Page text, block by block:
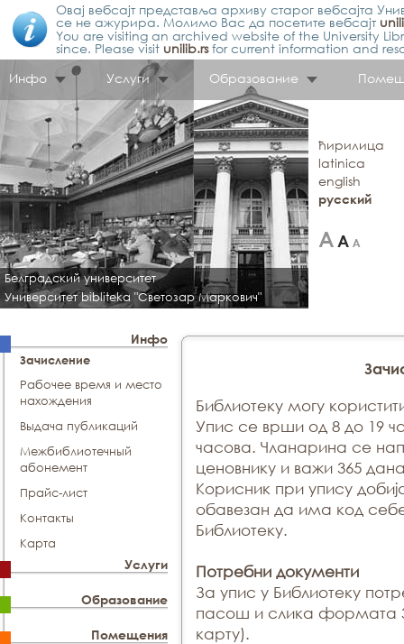
Овај вебсајт представља архиву старог вебсајта
се не ажурира. Молимо Вас да посетите вебсајт
You are visiting an archived website of the University
since. Please visit unilib.rsfor current information and
Инфо
Услуги Образование
Белградский университет
Университет bibliteka "Светозар Маркович"
ћирилица
latinica
english
русский
Инфо
Зачисление
Рабочее время и место
нахождения
Выдача публикаций
Межбиблиотечный
абонемент
Прайс-лист
Контакты
Карта
Услуги
Образование
Помещения
Библиотеку могу
Упис се врши од 8 до 19
часова. Чланарина се
ценовнику и важи 365
Корисник при упису
обавезан да има код
Библиотеку.
Потребни документи
За упис у Библиотеку
пасош и слика формата
карту).